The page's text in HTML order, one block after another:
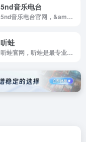
5nd音乐电台
5nd音乐电台官网，&amp;quot;5nd音乐电台，5ndFM， 时光牧歌林一心音悦，提供最新最全的网络音乐广播电台在线试听。
听蛙
听蛙官网，听蛙是最专业的纯音乐社区，专注于分享好听的纯音乐，轻音乐，钢琴曲，新世纪音乐，背景音乐，提供在线试听，MP3下载，排行榜